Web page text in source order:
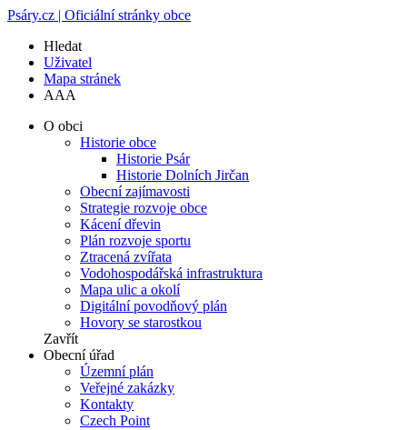
Psáry.cz | Oficiální stránky obce
Hledat
Uživatel
Mapa stránek
AAA
O obci
Historie obce
Historie Psár
Historie Dolních Jirčan
Obecní zajímavosti
Strategie rozvoje obce
Kácení dřevin
Plán rozvoje sportu
Ztracená zvířata
Vodohospodářská infrastruktura
Mapa ulic a okolí
Digitální povodňový plán
Hovory se starostkou
Zavřít
Obecní úřad
Územní plán
Veřejné zakázky
Kontakty
Czech Point